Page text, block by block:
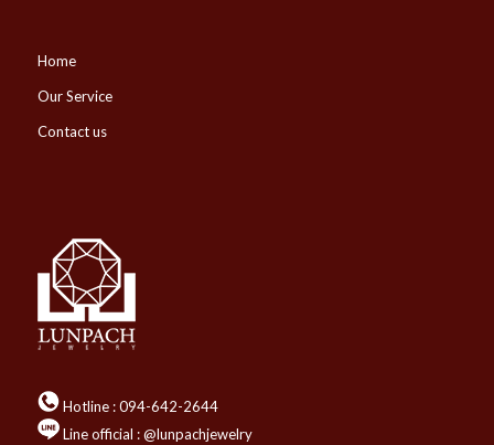
Home
Our Service
Contact us
Hotline :094-642-2644
Line official : @lunpachjewelry